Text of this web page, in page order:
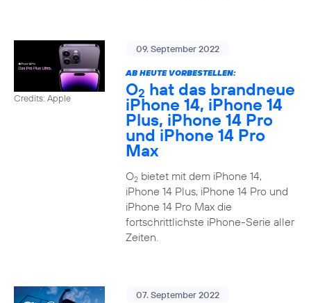
Credits: Apple
09. September 2022
AB HEUTE VORBESTELLEN:
O2 hat das brandneue
iPhone 14, iPhone 14
Plus, iPhone 14 Pro
und iPhone 14 Pro
Max
O2bietet mit dem iPhone 14,
iPhone 14 Plus, iPhone 14 Pro und
iPhone 14 Pro Max die
fortschrittlichste iPhone-Serie aller
Zeiten.
07. September 2022